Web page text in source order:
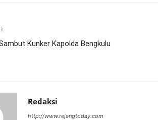
Kunker Kapolda Bengkulu
Redaksi
http://www.rejangtoday.com